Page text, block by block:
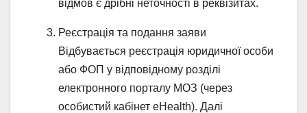
відмов є дрібні неточності в реквізитах.
Реєстрація та подання заяви
Відбувається реєстрація юридичної особи
або ФОП у відповідному розділі
електронного порталу МОЗ (через
особистий кабінет eHealth). Далі